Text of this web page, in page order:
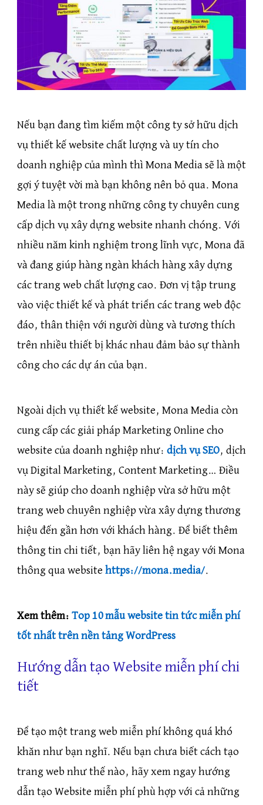
Nếu bạn đang tìm kiếm một công ty sở hữu dịch
vụ thiết kế website chất lượng và uy tín cho
doanh nghiệp của mình thì Mona Media sẽ là một
gợi ý tuyệt vời mà bạn không nên bỏ qua. Mona
Media là một trong những công ty chuyên cung
cấp dịch vụ xây dựng website nhanh chóng. Với
nhiều năm kinh nghiệm trong lĩnh vực, Mona đã
và đang giúp hàng ngàn khách hàng xây dựng
các trang web chất lượng cao. Đơn vị tập trung
vào việc thiết kế và phát triển các trang web độc
đáo, thân thiện với người dùng và tương thích
trên nhiều thiết bị khác nhau đảm bảo sự thành
công cho các dự án của bạn.
Ngoài dịch vụ thiết kế website, Mona Media còn
cung cấp các giải pháp Marketing Online cho
website của doanh nghiệp như: dịch vụ SEO, dịch
vụ Digital Marketing, Content Marketing… Điều
này sẽ giúp cho doanh nghiệp vừa sở hữu một
trang web chuyên nghiệp vừa xây dựng thương
hiệu đến gần hơn với khách hàng. Để biết thêm
thông tin chi tiết, bạn hãy liên hệ ngay với Mona
thông qua website https://mona.media/.
Xem thêm: Top 10 mẫu website tin tức miễn phí
tốt nhất trên nền tảng WordPress
Hướng dẫn tạo Website miễn phí chi
tiết
Để tạo một trang web miễn phí không quá khó
khăn như bạn nghĩ. Nếu bạn chưa biết cách tạo
trang web như thế nào, hãy xem ngay hướng
dẫn tạo Website miễn phí phù hợp với cả những